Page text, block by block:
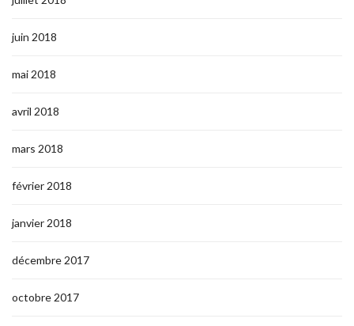
juin 2018
mai 2018
avril 2018
mars 2018
février 2018
janvier 2018
décembre 2017
octobre 2017